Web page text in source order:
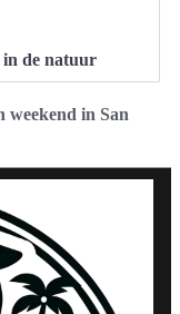
in de natuur
weekend in San